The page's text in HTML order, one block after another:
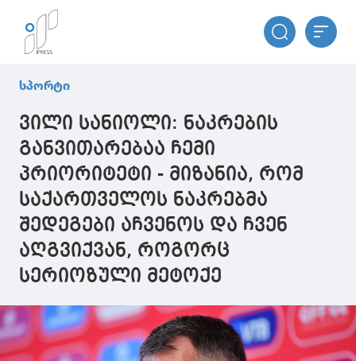
სპორტი
ვილი სანიოლი: ნაკრების
განვითარებაა ჩემი
პრიორიტეტი - მიზანია, რომ
საქართველოს ნაკრებმა
შედეგები აჩვენოს და ჩვენ
აღგვიქვან, როგორც
სერიოზული მეტოქე